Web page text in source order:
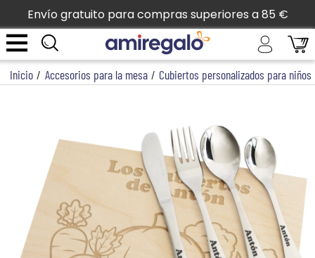
Envío gratuito para compras superiores a 85 €
Inicio / Accesorios para la mesa / Cubiertos personalizados para niños